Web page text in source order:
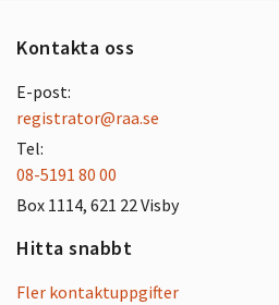
Kontakta oss
E-post:
registrator@raa.se
Tel:
08-5191 80 00
Box 1114, 621 22 Visby
Hitta snabbt
Fler kontaktuppgifter